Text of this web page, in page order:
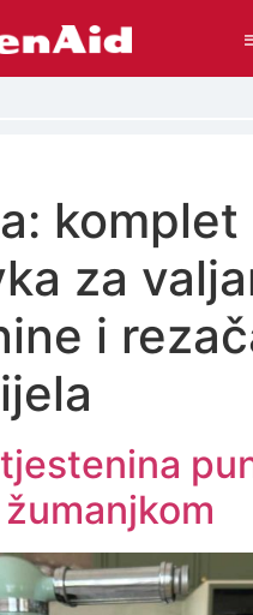
komplet
za
i